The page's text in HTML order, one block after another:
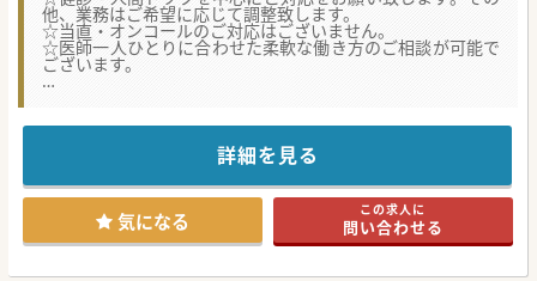
他、業務はご希望に応じて調整致します。
☆当直・オンコールのご対応はございません。
☆医師一人ひとりに合わせた柔軟な働き方のご相談が可能で
ございます。
にご担当頂く方を募集しております。
健診＋外来や健診＋病棟管理など、ご勤務内容は柔軟にご相
当直・オンコールのご対応もございませんので、メリハリの
あるご勤務環境がございます。
ご興味ございましたらお気軽にご連絡くださいませ。
#秋入職可
詳細を見る
気になる この求人に
問い合わせる